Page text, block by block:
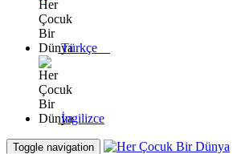
Türkçe
İngilizce
Toggle navigation